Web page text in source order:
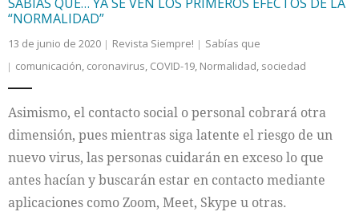
“NORMALIDAD”
13 de junio de 2020 Revista Siempre!
Sabías que
comunicación, coronavirus, COVID-19, Normalidad, sociedad
Asimismo, el contacto social o personal cobrará otra
dimensión, pues mientras siga latente el riesgo de un
nuevo virus, las personas cuidarán en exceso lo que
antes hacían y buscarán estar en contacto mediante
aplicaciones como Zoom, Meet, Skype u otras.